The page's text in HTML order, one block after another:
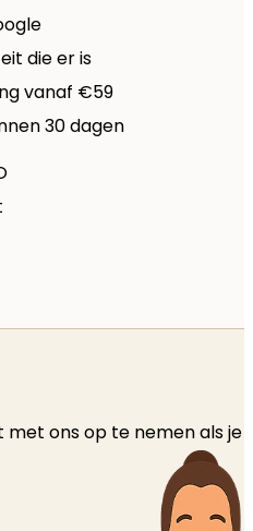
die er is
vanaf €59
30 dagen
ons op te nemen als